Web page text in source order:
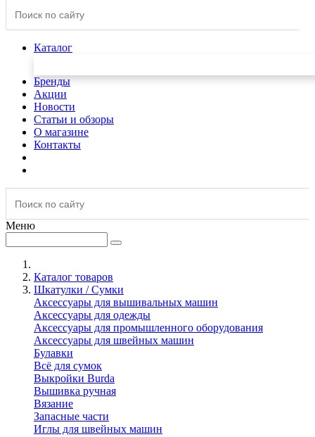
Каталог
Бренды
Акции
Новости
Статьи и обзоры
О магазине
Контакты
Меню
Каталог товаров
Шкатулки / Сумки
Аксессуары для вышивальных машин
Аксессуары для одежды
Аксессуары для промышленного оборудования
Аксессуары для швейных машин
Булавки
Всё для сумок
Выкройки Burda
Вышивка ручная
Вязание
Запасные части
Иглы для швейных машин